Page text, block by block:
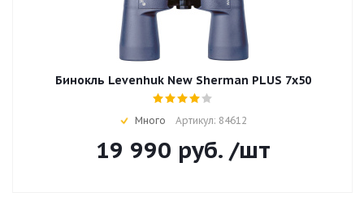
Бинокль Levenhuk New Sherman PLUS 7x50
Много Артикул: 84612
19 990 руб. /шт